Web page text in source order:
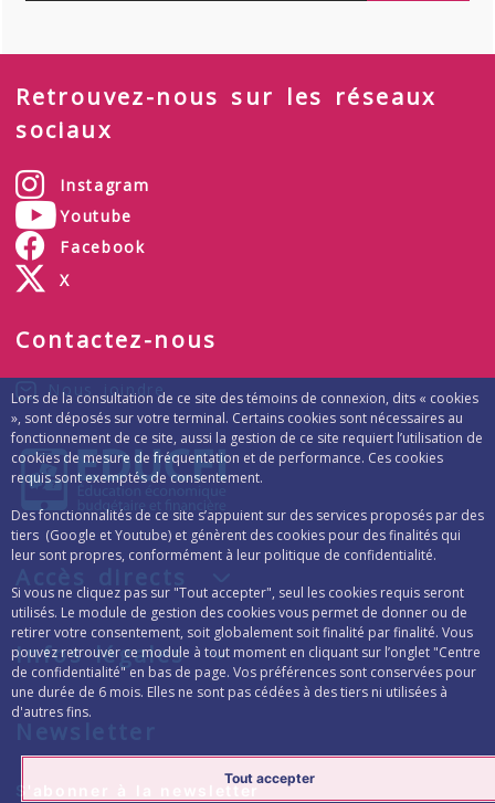
Lors de la consultation de ce site des témoins de connexion, dits « cookies
», sont déposés sur votre terminal. Certains cookies sont nécessaires au
fonctionnement de ce site, aussi la gestion de ce site requiert l’utilisation de
cookies de mesure de fréquentation et de performance. Ces cookies
requis sont exemptés de consentement.
Des fonctionnalités de ce site s’appuient sur des services proposés par des
tiers (Google et Youtube) et génèrent des cookies pour des finalités qui
leur sont propres, conformément à leur politique de confidentialité.
Si vous ne cliquez pas sur "Tout accepter", seul les cookies requis seront
utilisés. Le module de gestion des cookies vous permet de donner ou de
retirer votre consentement, soit globalement soit finalité par finalité. Vous
pouvez retrouver ce module à tout moment en cliquant sur l’onglet "Centre
de confidentialité" en bas de page. Vos préférences sont conservées pour
une durée de 6 mois. Elles ne sont pas cédées à des tiers ni utilisées à
d'autres fins.
Tout accepter
Retrouvez-nous sur les réseaux
sociaux
Instagram
Youtube
Facebook
X
Contactez-nous
Nous joindre
Infos légales
Formulaire d’inscription à la lettre